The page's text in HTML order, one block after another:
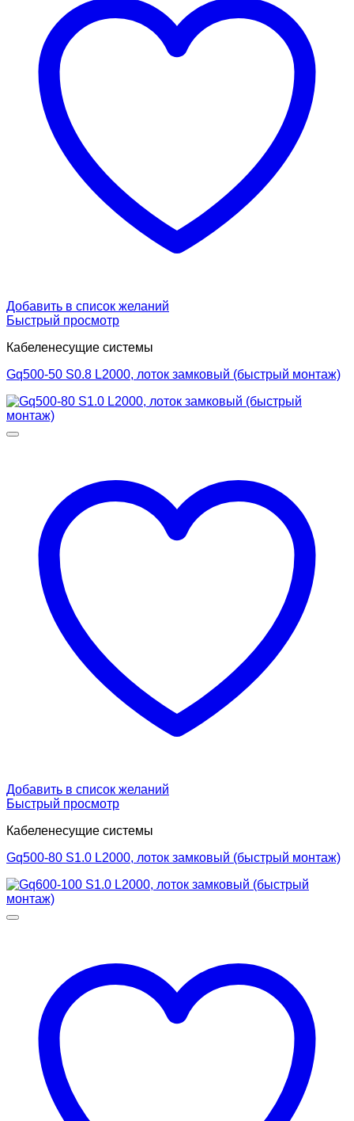
Добавить в список желаний
Быстрый просмотр
Кабеленесущие системы
Gq500-50 S0.8 L2000, лоток замковый (быстрый монтаж)
Добавить в список желаний
Быстрый просмотр
Кабеленесущие системы
Gq500-80 S1.0 L2000, лоток замковый (быстрый монтаж)